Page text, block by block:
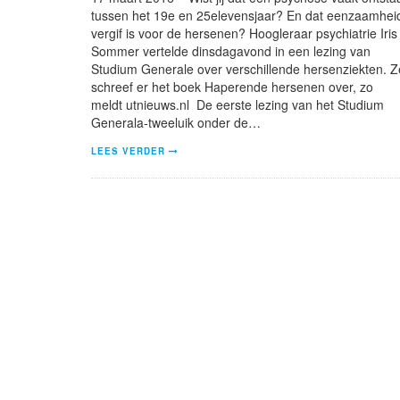
tussen het 19e en 25elevensjaar? En dat
vergif is voor de hersenen? Hoogleraar psychiatrie Iris
Sommer vertelde dinsdagavond in een lezing van
Studium Generale over verschillende hersenziekten.
schreef er het boek Haperende hersenen over, zo
meldt utnieuws.nl De eerste lezing van het Studium
Generala-tweeluik onder de…
LEES VERDER